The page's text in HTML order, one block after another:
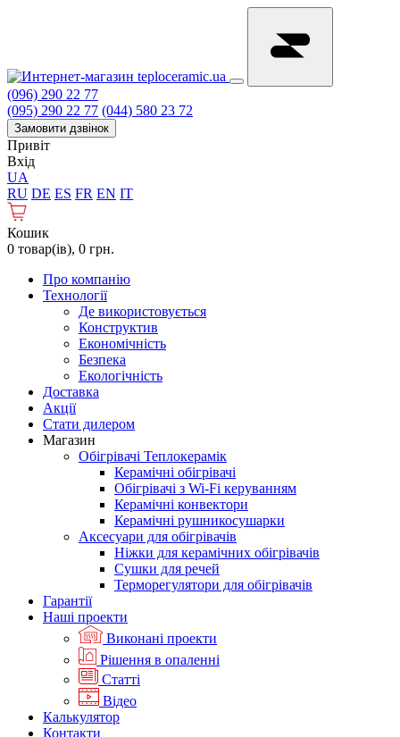
(096) 290 22 77
(095) 290 22 77 (044) 580 23 72
Замовити дзвінок
Привіт
Вхід
UA
RU DE ES FR EN IT
Кошик
0 товар(ів), 0 грн.
Про компанію
Технології
Де використовується
Конструктив
Економічність
Безпека
Екологічність
Доставка
Акції
Стати дилером
Магазин
Обігрівачі Теплокерамік
Керамічні обігрівачі
Обігрівачі з Wi-Fi керуванням
Керамічні конвектори
Керамічні рушникосушарки
Аксесуари для обігрівачів
Ніжки для керамічних обігрівачів
Сушки для речей
Терморегулятори для обігрівачів
Гарантії
Нашi проекти
Виконані проекти
Рішення в опаленні
Статті
Відео
Калькулятор
Контакти